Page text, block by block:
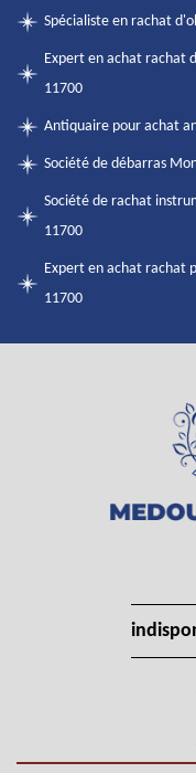
Spécialiste en rachat
Expert en achat rachat
11700
Antiquaire pour achat
Société de débarras
Société de rachat
11700
Expert en achat rachat
11700